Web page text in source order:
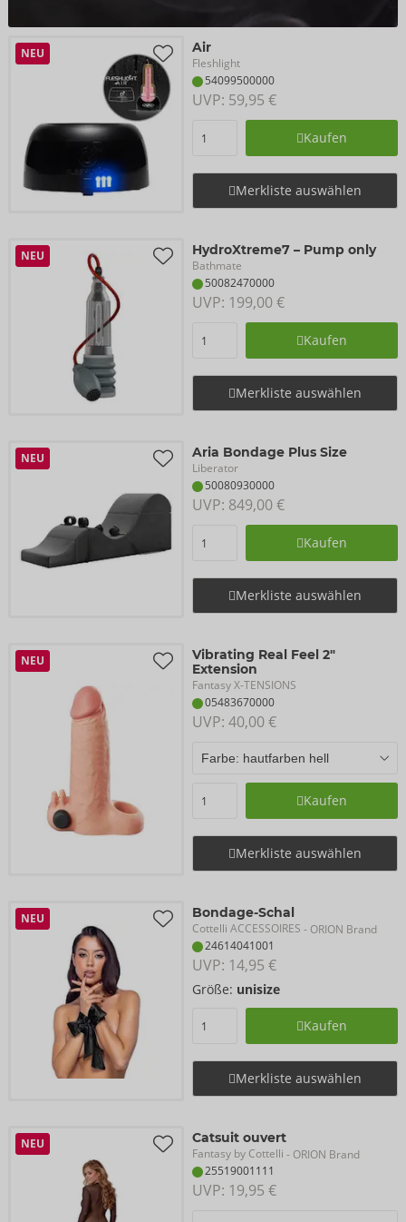
NEU Air
Fleshlight
54099500000
UVP: 59,95 €
Kaufen
Merkliste auswählen
NEU HydroXtreme7 – Pump only
Bathmate
50082470000
UVP: 199,00 €
Kaufen
Merkliste auswählen
NEU Aria Bondage Plus Size
Liberator
50080930000
UVP: 849,00 €
Kaufen
Merkliste auswählen
NEU
Vibrating Real Feel 2"
Extension
Fantasy X-TENSIONS
05483670000
UVP: 40,00 €
Kaufen
Merkliste auswählen
NEU Bondage-Schal
Cottelli ACCESSOIRES - ORION Brand
24614041001
UVP: 14,95 €
Größe: unisize
Kaufen
Merkliste auswählen
NEU Catsuit ouvert
Fantasy by Cottelli - ORION Brand
25519001111
UVP: 19,95 €